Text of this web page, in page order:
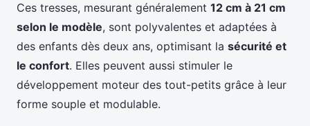
Ces tresses, mesurant généralement 12 cm à 21 cm
selon le modèle, sont polyvalentes et adaptées à
des enfants dès deux ans, optimisant la sécurité et
le confort. Elles peuvent aussi stimuler le
développement moteur des tout-petits grâce à leur
forme souple et modulable.